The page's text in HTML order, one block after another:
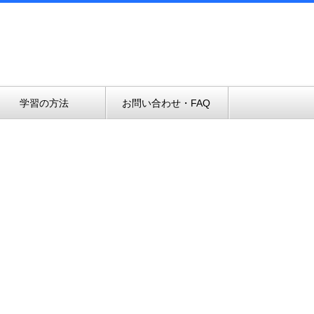
学習の方法 お問い合わせ・FAQ